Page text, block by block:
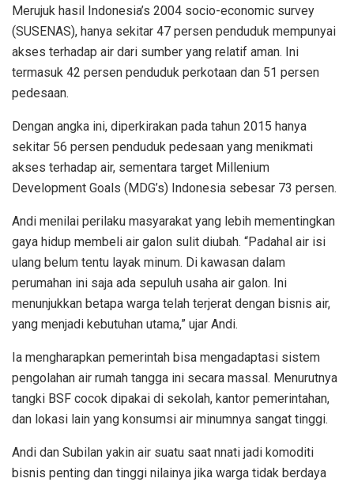
Merujuk hasil Indonesia’s 2004 socio-economic survey
(SUSENAS), hanya sekitar 47 persen penduduk mempunyai
akses terhadap air dari sumber yang relatif aman. Ini
termasuk 42 persen penduduk perkotaan dan 51 persen
pedesaan.
Dengan angka ini, diperkirakan pada tahun 2015 hanya
sekitar 56 persen penduduk pedesaan yang menikmati
akses terhadap air, sementara target Millenium
Development Goals (MDG’s) Indonesia sebesar 73 persen.
Andi menilai perilaku masyarakat yang lebih mementingkan
gaya hidup membeli air galon sulit diubah. “Padahal air isi
ulang belum tentu layak minum. Di kawasan dalam
perumahan ini saja ada sepuluh usaha air galon. Ini
menunjukkan betapa warga telah terjerat dengan bisnis air,
yang menjadi kebutuhan utama,” ujar Andi.
Ia mengharapkan pemerintah bisa mengadaptasi sistem
pengolahan air rumah tangga ini secara massal. Menurutnya
tangki BSF cocok dipakai di sekolah, kantor pemerintahan,
dan lokasi lain yang konsumsi air minumnya sangat tinggi.
Andi dan Subilan yakin air suatu saat nnati jadi komoditi
bisnis penting dan tinggi nilainya jika warga tidak berdaya